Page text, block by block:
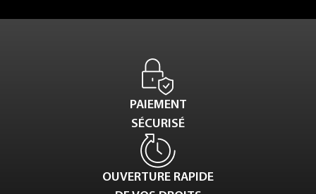
PAIEMENT
SÉCURISÉ
OUVERTURE RAPIDE